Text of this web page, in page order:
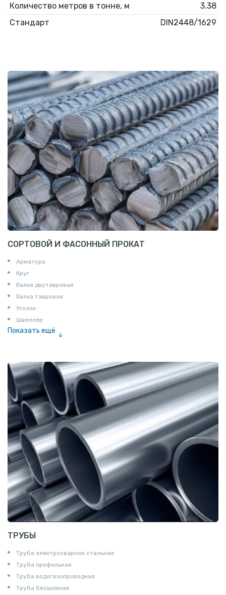
Количество метров в тонне, м
3.38
Стандарт
DIN2448/1629
СОРТОВОЙ И ФАСОННЫЙ ПРОКАТ
Арматура
Круг
Балка двутавровая
Балка тавровая
Уголок
Швеллер
Показать ещё
Катанка
Шестигранник
Полособульб
Полукруг
Шпунт Ларсена
ТРУБЫ
Труба электросварная стальная
Труба профильная
Труба водогазопроводная
Труба бесшовная